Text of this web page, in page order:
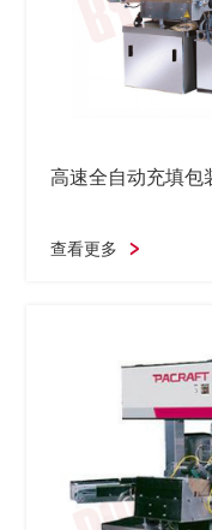
高速全自动充填包
查看更多